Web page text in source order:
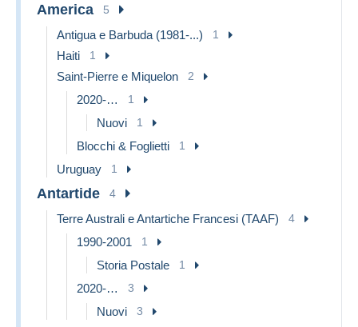
America 5
Antigua e Barbuda (1981-...) 1
Haiti 1
Saint-Pierre e Miquelon 2
2020-… 1
Nuovi 1
Blocchi & Foglietti 1
Uruguay 1
Antartide 4
Terre Australi e Antartiche Francesi (TAAF) 4
1990-2001 1
Storia Postale 1
2020-… 3
Nuovi 3